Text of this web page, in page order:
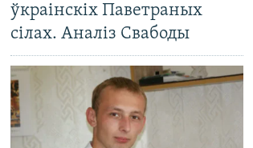
ўкраінскіх Паветраных
сілах. Аналіз Свабоды